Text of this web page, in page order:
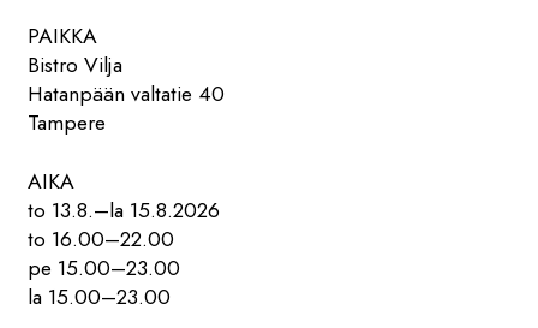
PAIKKA
Bistro Vilja
Hatanpään valtatie 40
Tampere
AIKA
to 13.8.–la 15.8.2026
to 16.00–22.00
pe 15.00–23.00
la 15.00–23.00